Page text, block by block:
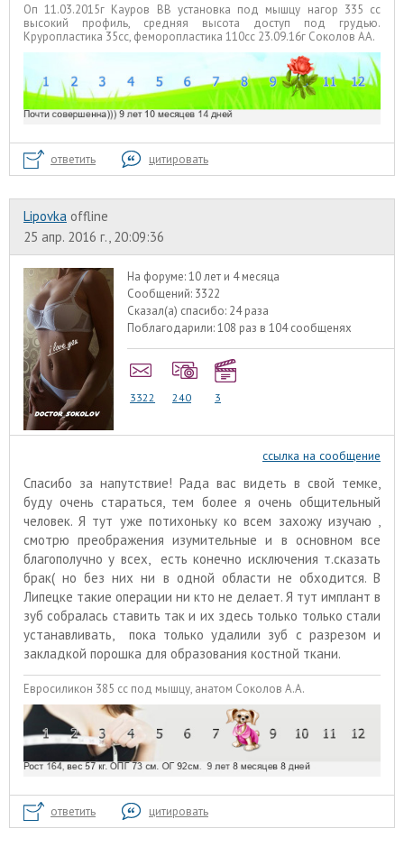
Оп 11.03.2015г Кауров ВВ установка под мышцу нагор 335 сс
высокий профиль, средняя высота доступ под грудью.
Круропластика 35сс, феморопластика 110сс 23.09.16г Соколов АА.
ответить цитировать
Lipovka offline
25 апр. 2016 г., 20:09:36
На форуме:10 лет и 4 месяца
Сообщений: 3322
Сказал(а) спасибо: 24 раза
Поблагодарили:108 раз в 104 сообщенях
3322 240 3
ссылка на сообщение
Спасибо за напутствие! Рада вас видеть в свой темке,
буду очень стараться, тем более я очень общительный
человек. Я тут уже потихоньку ко всем захожу изучаю ,
смотрю преображения изумительные и в основном все
благополучно у всех, есть конечно исключения т.сказать
брак( но без них ни в одной области не обходится. В
Липецке такие операции ни кто не делает. Я тут имплант в
зуб собралась ставить так и их здесь только только стали
устанавливать, пока только удалили зуб с разрезом и
закладкой порошка для образования костной ткани.
Евросиликон 385 сс под мышцу, анатом Соколов А.А.
ответить цитировать